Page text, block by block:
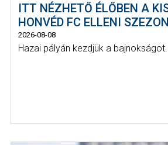
ITT NÉZHETŐ ÉLŐBEN A
HONVÉD FC ELLENI
2026-08-08
Hazai pályán kezdjük a bajnokságot.